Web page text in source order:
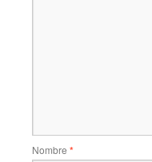
Nombre *